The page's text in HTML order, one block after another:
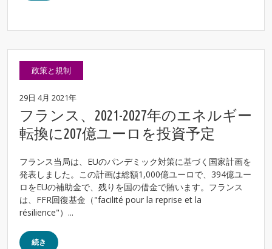
政策と規制
29日 4月 2021年
フランス、2021-2027年のエネルギー
転換に207億ユーロを投資予定
フランス当局は、EUのパンデミック対策に基づく国家計画を
発表しました。この計画は総額1,000億ユーロで、394億ユー
ロをEUの補助金で、残りを国の借金で賄います。フランス
は、FFR回復基金（"facilité pour la reprise et la
résilience"）...
続き